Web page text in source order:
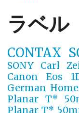
ラベル
CONTAX
SONY
Carl
Canon Eos
German
Planar T*
Planar T*